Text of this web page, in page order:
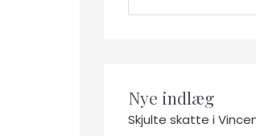
Nye indlæg
Skjulte skatte i